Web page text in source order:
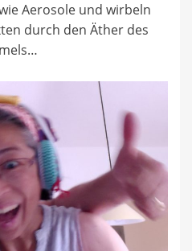
Aerosole und wirbeln
durch den Äther des